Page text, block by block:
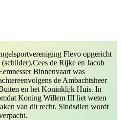
Flevo opgericht
de Rijke en Jacob
Binnenvaart was
de Ambachtsheer
en het Koninklijk Huis. In
Koning Willem III liet weten
van dit recht. Sindsdien wordt